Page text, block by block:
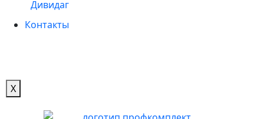
Дивидаг
Контакты
X